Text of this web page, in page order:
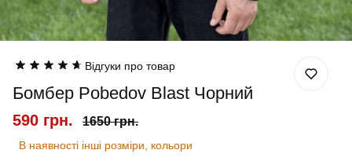
Відгуки про товар
Бомбер Pobedov Blast Чорний
590 грн. 1650 грн.
В наявності інші розміри, кольори